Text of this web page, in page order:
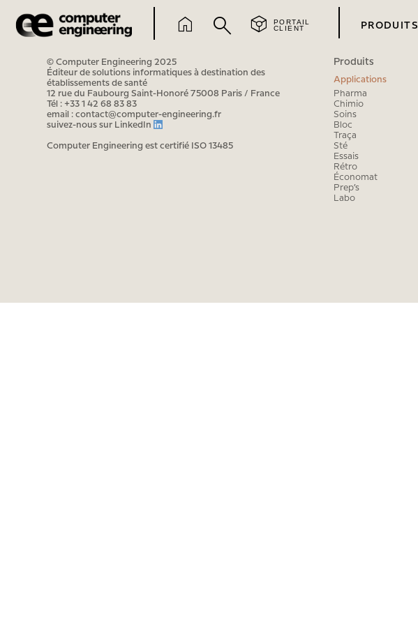
home search token
PORTAIL
CLIENT
PRODUITS
Sté
Économat
L’engagement
Les prestations
© Computer Engineering 2025
Éditeur de solutions informatiques à destination des
établissements de santé
12 rue du Faubourg Saint-Honoré 75008 Paris / France
Tél : +33 1 42 68 83 83
email : contact@computer-engineering.fr
suivez-nous sur LinkedIn
Computer Engineering est certifié ISO 13485
Produits
Applications
Pharma
Chimio
Soins
Bloc
Traça
Sté
Essais
Rétro
Économat
Prep’s
Labo